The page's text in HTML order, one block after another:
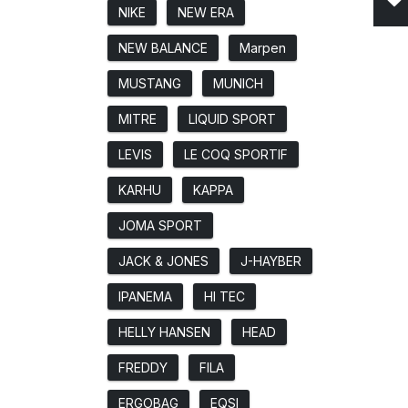
NIKE NEW ERA
NEW BALANCE Marpen
MUSTANG MUNICH
MITRE LIQUID SPORT
LEVIS LE COQ SPORTIF
KARHU KAPPA
JOMA SPORT
JACK & JONES J-HAYBER
IPANEMA HI TEC
HELLY HANSEN HEAD
FREDDY FILA
ERGOBAG EQSI